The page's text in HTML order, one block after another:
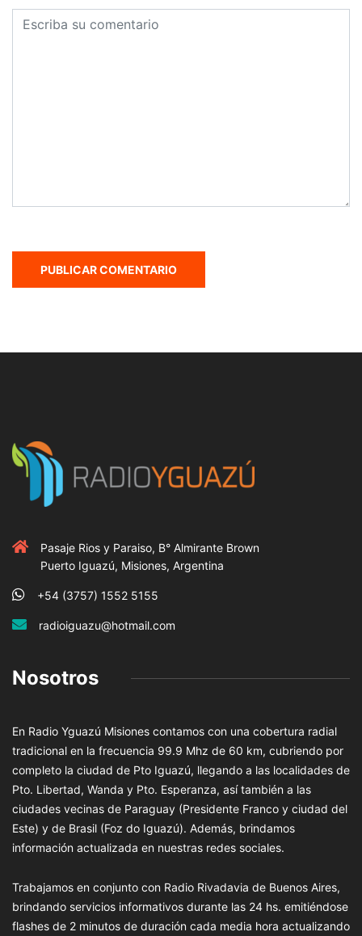
Pasaje Rios y Paraiso, B° Almirante Brown
Puerto Iguazú, Misiones, Argentina
+54 (3757) 1552 5155
radioiguazu@hotmail.com
Nosotros
En Radio Yguazú Misiones contamos con una cobertura radial
tradicional en la frecuencia 99.9 Mhz de 60 km, cubriendo por
completo la ciudad de Pto Iguazú, llegando a las localidades de
Pto. Libertad, Wanda y Pto. Esperanza, así también a las
ciudades vecinas de Paraguay (Presidente Franco y ciudad del
Este) y de Brasil (Foz do Iguazú). Además, brindamos
información actualizada en nuestras redes sociales.
Trabajamos en conjunto con Radio Rivadavia de Buenos Aires,
brindando servicios informativos durante las 24 hs. emitiéndose
flashes de 2 minutos de duración cada media hora actualizando